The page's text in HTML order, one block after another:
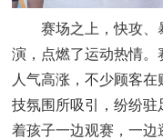
赛场之上，快攻、
演，点燃了运动热情
人气高涨，不少顾客
技氛围所吸引，纷纷
着孩子一边观赛，一边